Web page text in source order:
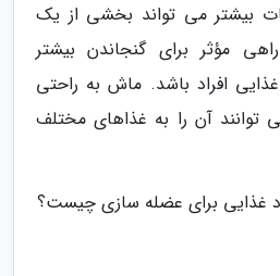
بیشتر می تواند بخشی از یک
مؤثر برای گنجاندن بیشتر
افراد باشد. ماش به راحتی
توانند آن را به غذاهای مختلف
غذایی برای عضله سازی چیست؟